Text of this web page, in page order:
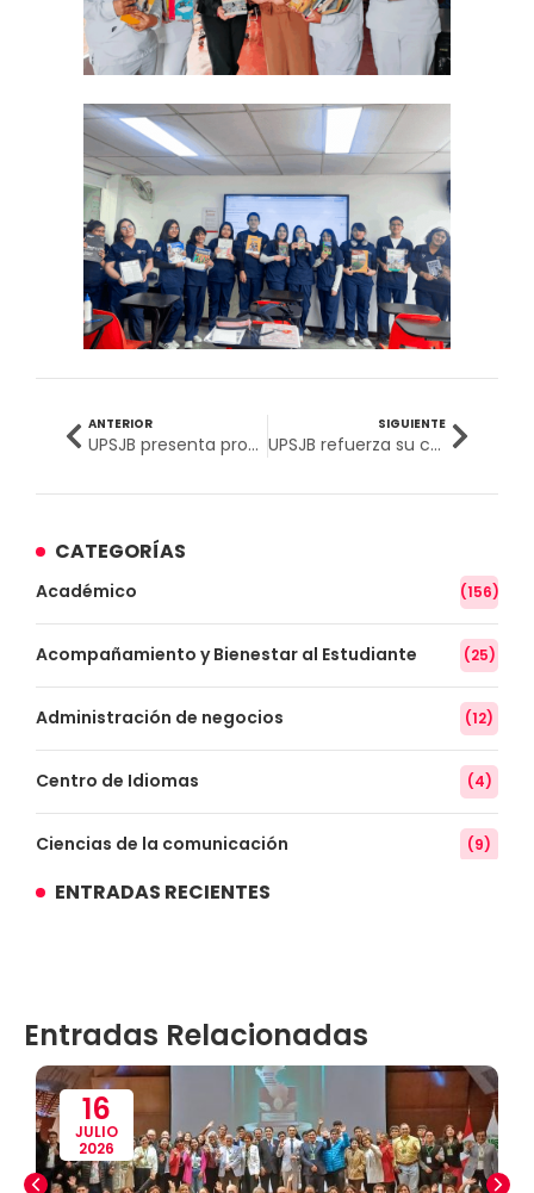
ANTERIOR
UPSJB presenta proyecto de intervención social para prevenir y sensibilizar frente al acoso sexual en el entorno universitario
SIGUIENTE
UPSJB refuerza su compromiso social mediante campaña solidaria en Pamplona Alta
CATEGORÍAS
Académico (156)
Acompañamiento y Bienestar al Estudiante (25)
Administración de negocios (12)
Centro de Idiomas (4)
Ciencias de la comunicación (9)
Convenios
Defensoría Universitaria (3)
Departamento Cultural Artístico y Deportivo (28)
ENTRADAS RECIENTES
Entradas Relacionadas
16
JULIO
2026